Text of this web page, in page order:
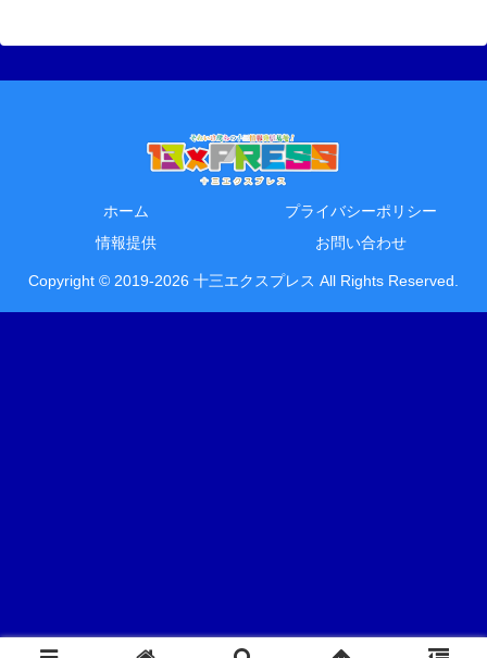
ホーム
プライバシーポリシー
情報提供
お問い合わせ
Copyright © 2019-2026 十三エクスプレス All Rights Reserved.